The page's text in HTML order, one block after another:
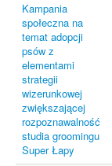
Kampania
społeczna na
temat adopcji
psów z
elementami
strategii
wizerunkowej
zwiększającej
rozpoznawalność
studia groomingu
Super Łapy